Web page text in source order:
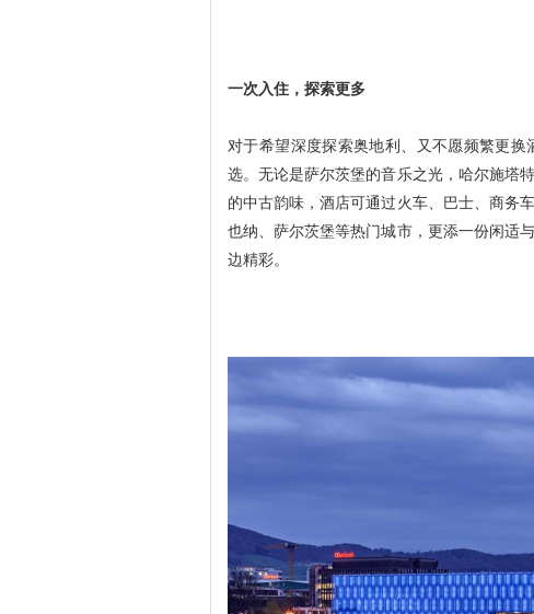
一次入住，探索更多
对于希望深度探索奥地利、又不愿频繁更
选。无论是萨尔茨堡的音乐之光，哈尔施塔
的中古韵味，酒店可通过火车、巴士、商务
也纳、萨尔茨堡等热门城市，更添一份闲适
边精彩。